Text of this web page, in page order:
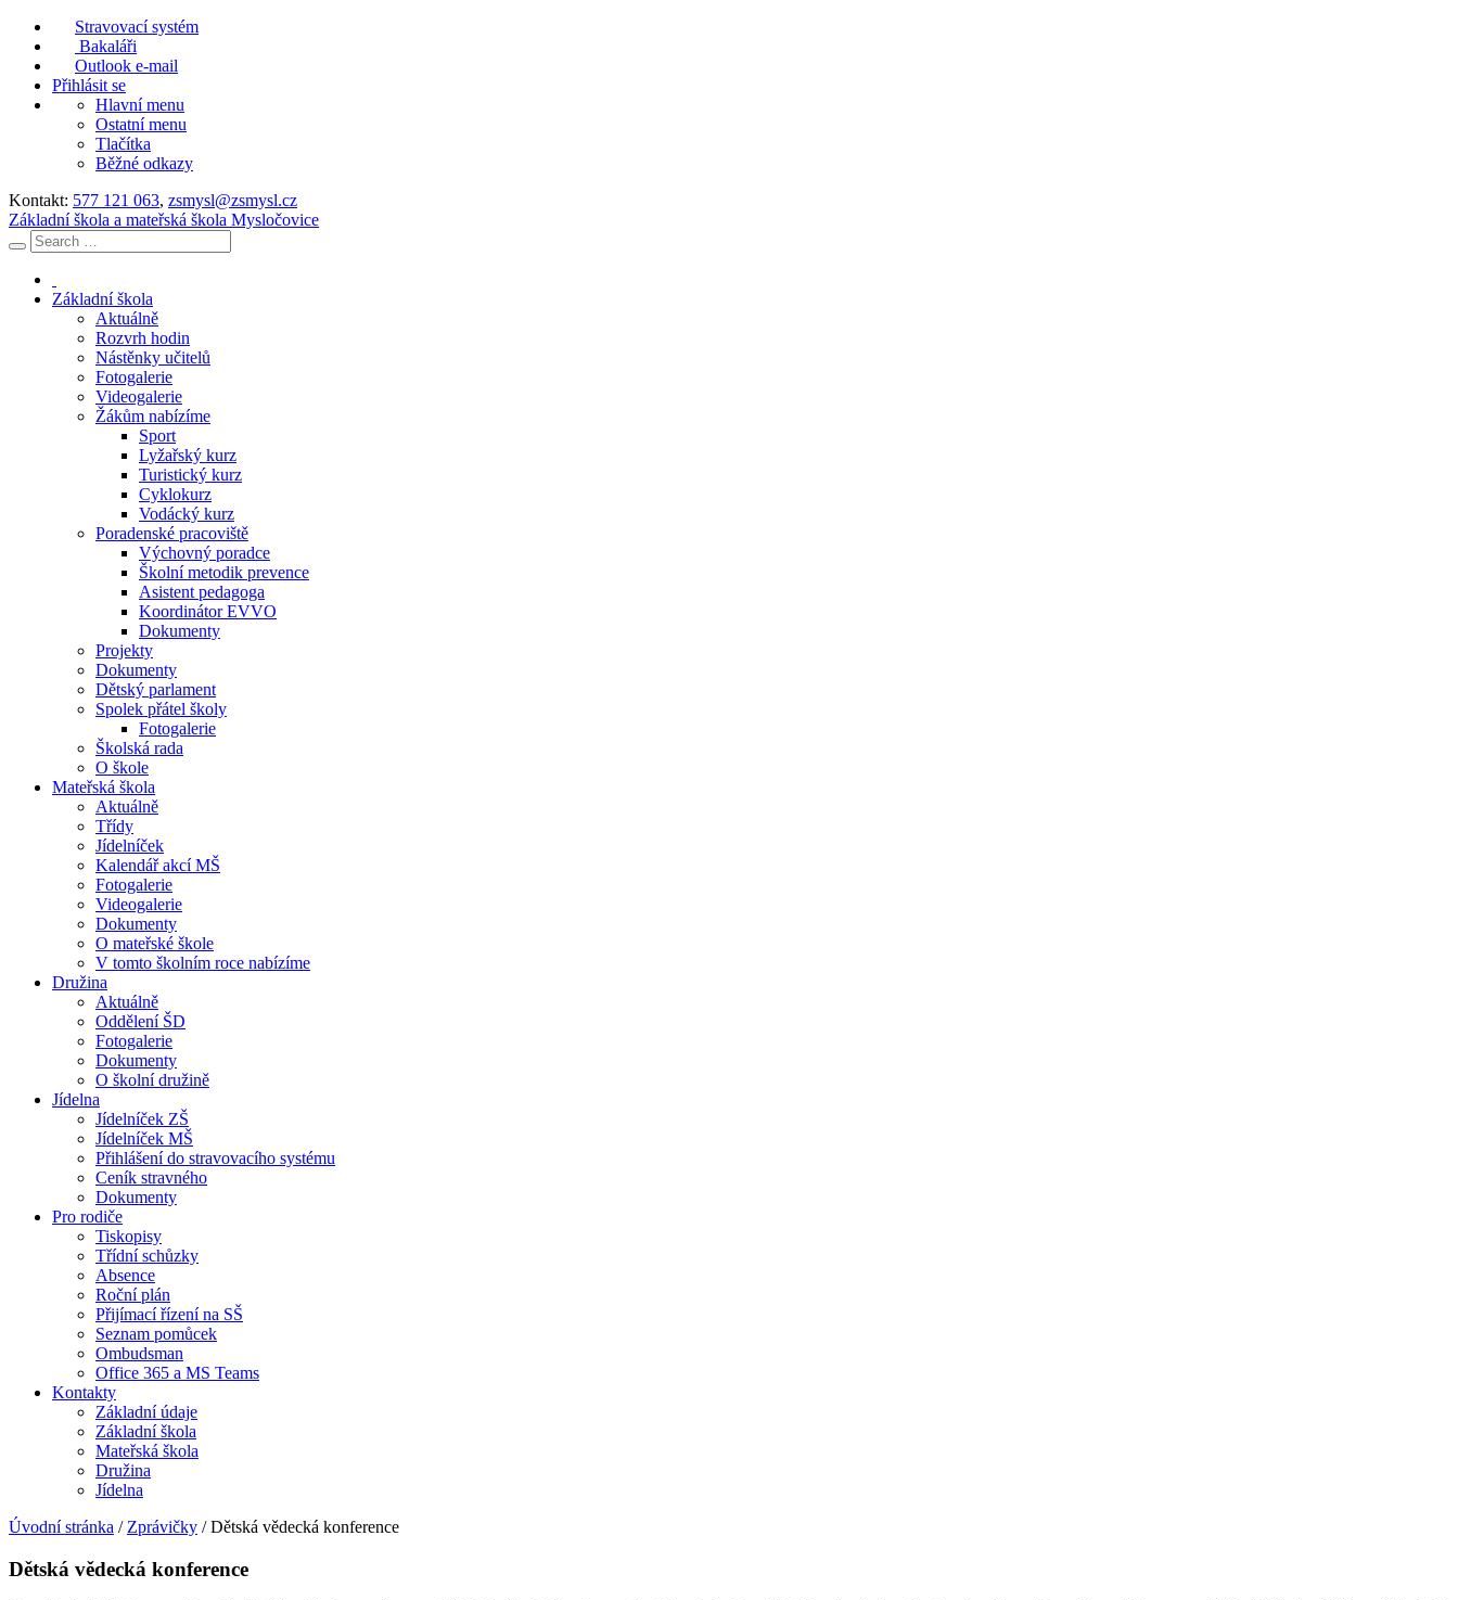
Stravovací systém
Bakaláři
Outlook e-mail
Přihlásit se
Hlavní menu
Ostatní menu
Tlačítka
Běžné odkazy
Kontakt: 577 121 063, zsmysl@zsmysl.cz
Základní škola a mateřská škola Mysločovice
Základní škola
Aktuálně
Rozvrh hodin
Nástěnky učitelů
Fotogalerie
Videogalerie
Žákům nabízíme
Sport
Lyžařský kurz
Turistický kurz
Cyklokurz
Vodácký kurz
Poradenské pracoviště
Výchovný poradce
Školní metodik prevence
Asistent pedagoga
Koordinátor EVVO
Dokumenty
Projekty
Dokumenty
Dětský parlament
Spolek přátel školy
Fotogalerie
Školská rada
O škole
Mateřská škola
Aktuálně
Třídy
Jídelníček
Kalendář akcí MŠ
Fotogalerie
Videogalerie
Dokumenty
O mateřské škole
V tomto školním roce nabízíme
Družina
Aktuálně
Oddělení ŠD
Fotogalerie
Dokumenty
O školní družině
Jídelna
Jídelníček ZŠ
Jídelníček MŠ
Přihlášení do stravovacího systému
Ceník stravného
Dokumenty
Pro rodiče
Tiskopisy
Třídní schůzky
Absence
Roční plán
Přijímací řízení na SŠ
Seznam pomůcek
Ombudsman
Office 365 a MS Teams
Kontakty
Základní údaje
Základní škola
Mateřská škola
Družina
Jídelna
Úvodní stránka / Zprávičky /Dětská vědecká konference
Dětská vědecká konference